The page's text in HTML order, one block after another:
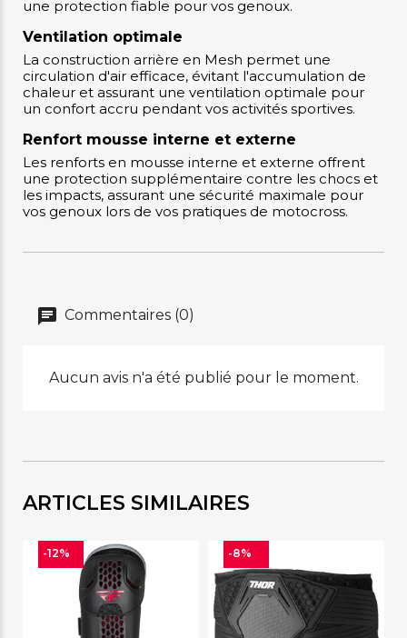
une protection fiable pour vos genoux.
Ventilation optimale
La construction arrière en Mesh permet une
circulation d'air efficace, évitant l'accumulation de
chaleur et assurant une ventilation optimale pour
un confort accru pendant vos activités sportives.
Renfort mousse interne et externe
Les renforts en mousse interne et externe offrent
une protection supplémentaire contre les chocs et
les impacts, assurant une sécurité maximale pour
vos genoux lors de vos pratiques de motocross.
Commentaires (0)
Aucun avis n'a été publié pour le moment.
ARTICLES SIMILAIRES
-12% -8%